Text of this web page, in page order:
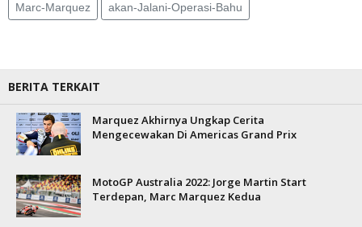
Marc-Marquez akan-Jalani-Operasi-Bahu
BERITA TERKAIT
Marquez Akhirnya Ungkap Cerita
Mengecewakan Di Americas Grand Prix
MotoGP Australia 2022: Jorge Martin Start
Terdepan, Marc Marquez Kedua